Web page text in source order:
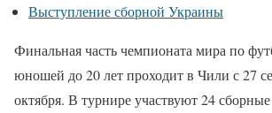
Выступление сборной Украины
Финальная часть чемпионата мира по
юношей до 20 лет проходит в Чили с 27
октября. В турнире участвуют 24